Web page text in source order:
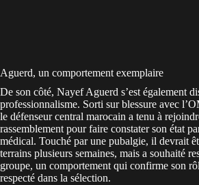
Aguerd, un comportement exemplaire
De son côté, Nayef Aguerd s’est également
professionnalisme. Sorti sur blessure avec
le défenseur central marocain a tenu à
rassemblement pour faire constater son état
médical. Touché par une pubalgie, il devrait
terrains plusieurs semaines, mais a souhaité
groupe, un comportement qui confirme son
respecté dans la sélection.